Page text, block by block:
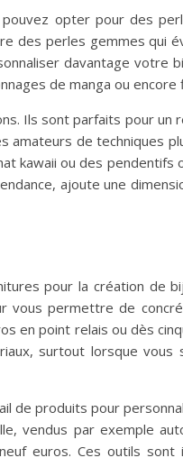
opter pour des
des perles gemmes qui
davantage votre
de manga ou encore
Ils sont parfaits pour un
de techniques
kawaii ou des pendentifs
ajoute une
pour la création de
permettre de
en point relais ou dès
surtout lorsque
de produits pour
vendus par exemple
euros. Ces outils sont